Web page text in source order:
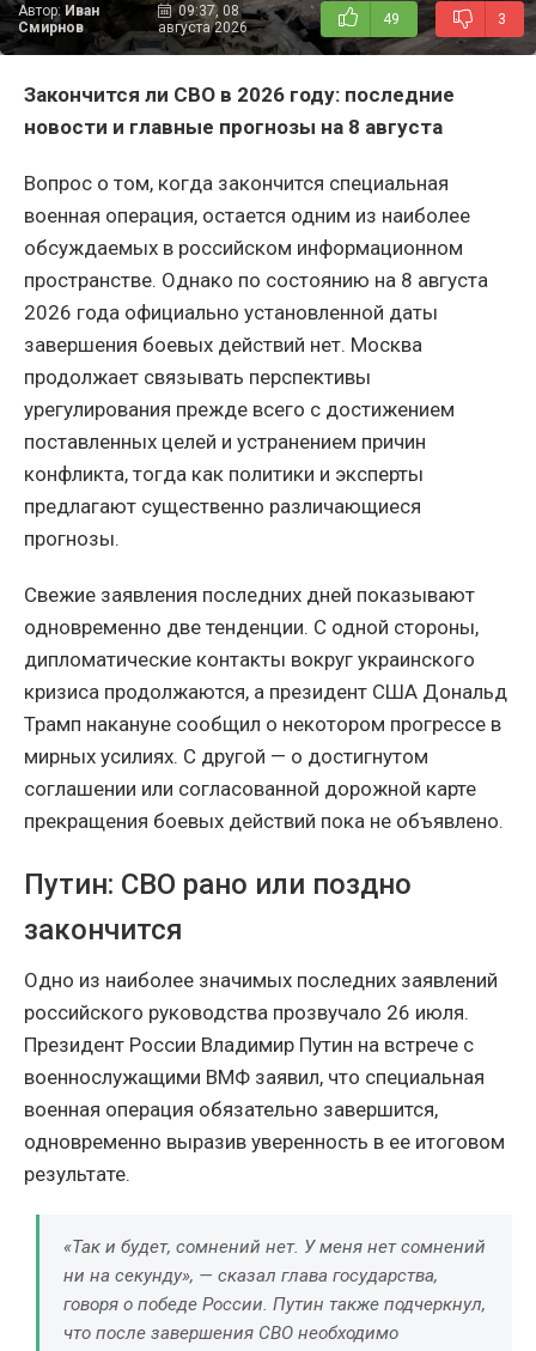
Автор: Иван
Смирнов
09:37, 08
августа 2026
49 3
Закончится ли СВО в 2026 году: последние
новости и главные прогнозы на 8 августа
Вопрос о том, когда закончится специальная
военная операция, остается одним из наиболее
обсуждаемых в российском информационном
пространстве. Однако по состоянию на 8 августа
2026 года официально установленной даты
завершения боевых действий нет. Москва
продолжает связывать перспективы
урегулирования прежде всего с достижением
поставленных целей и устранением причин
конфликта, тогда как политики и эксперты
предлагают существенно различающиеся
прогнозы.
Свежие заявления последних дней показывают
одновременно две тенденции. С одной стороны,
дипломатические контакты вокруг украинского
кризиса продолжаются, а президент США Дональд
Трамп накануне сообщил о некотором прогрессе в
мирных усилиях. С другой — о достигнутом
соглашении или согласованной дорожной карте
прекращения боевых действий пока не объявлено.
Путин: СВО рано или поздно
закончится
Одно из наиболее значимых последних заявлений
российского руководства прозвучало 26 июля.
Президент России Владимир Путин на встрече с
военнослужащими ВМФ заявил, что специальная
военная операция обязательно завершится,
одновременно выразив уверенность в ее итоговом
результате.
«Так и будет, сомнений нет. У меня нет сомнений
ни на секунду», — сказал глава государства,
говоря о победе России. Путин также подчеркнул,
что после завершения СВО необходимо